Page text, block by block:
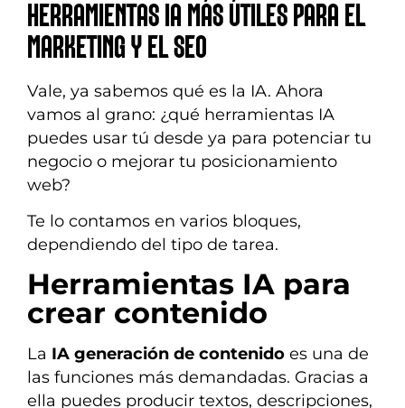
HERRAMIENTAS IA MÁS ÚTILES PARA EL
MARKETING Y EL SEO
Vale, ya sabemos qué es la IA. Ahora
vamos al grano: ¿qué herramientas IA
puedes usar tú desde ya para potenciar tu
negocio o mejorar tu posicionamiento
web?
Te lo contamos en varios bloques,
dependiendo del tipo de tarea.
Herramientas IA para
crear contenido
La IA generación de contenido es una de
las funciones más demandadas. Gracias a
ella puedes producir textos, descripciones,